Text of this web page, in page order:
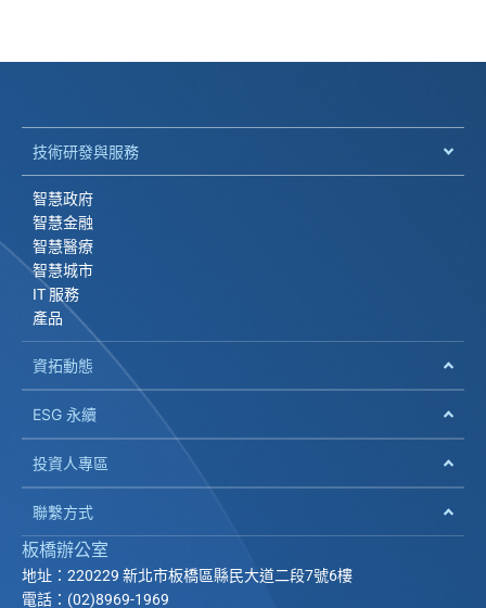
技術研發與服務
智慧政府
智慧金融
智慧醫療
智慧城市
IT 服務
產品
資拓動態
ESG 永續
投資人專區
聯繫方式
板橋辦公室
地址：220229 新北市板橋區縣民大道二段7號6樓
電話：(02)8969-1969